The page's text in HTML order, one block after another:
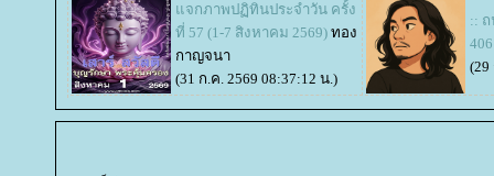
จกภาพปฏิทินประจำวัน ครั้ง
ที่ 57 (1-7 สิงหาคม 2569) ทอง
กาญจนา
(31 ก.ค. 2569 08:37:12 น.)
::
(29